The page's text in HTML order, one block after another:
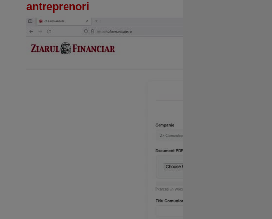
antreprenori